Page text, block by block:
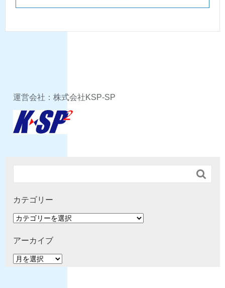
運営会社：株式会社KSP-SP

カテゴリー
カ
ゴ
ー
アーカイブ
ア